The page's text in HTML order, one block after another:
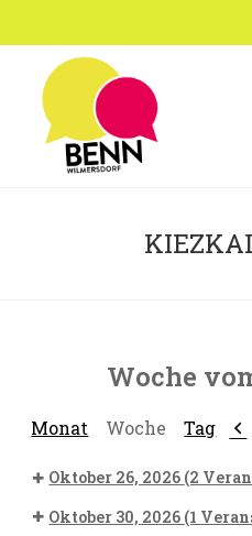
Inhalt
springen
Woche
Monat Woche Tag
Oktober 26, 2026 (2
Oktober 30, 2026 (1